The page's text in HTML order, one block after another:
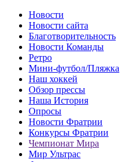
Новости
Новости сайта
Благотворительность
Новости Команды
Ретро
Мини-футбол/Пляжка
Наш хоккей
Обзор прессы
Наша История
Опросы
Новости Фратрии
Конкурсы Фратрии
Чемпионат Мира
Мир Ультрас